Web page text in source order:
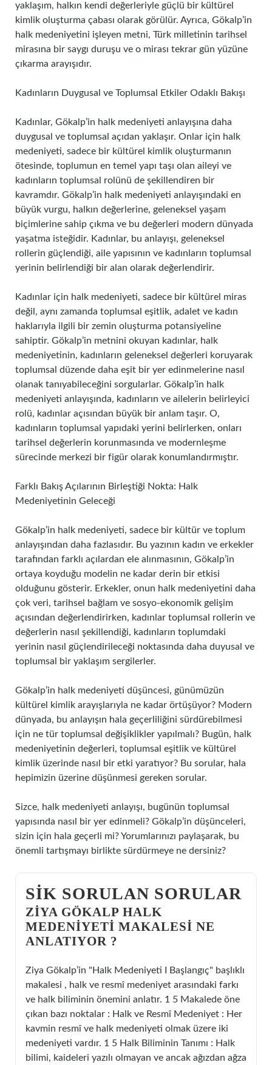
yaklaşım, halkın kendi değerleriyle güçlü bir kültürel
kimlik oluşturma çabası olarak görülür. Ayrıca, Gökalp’in
halk medeniyetini işleyen metni, Türk milletinin tarihsel
mirasına bir saygı duruşu ve o mirası tekrar gün yüzüne
çıkarma arayışıdır.
Kadınların Duygusal ve Toplumsal Etkiler Odaklı Bakışı
Kadınlar, Gökalp’in halk medeniyeti anlayışına daha
duygusal ve toplumsal açıdan yaklaşır. Onlar için halk
medeniyeti, sadece bir kültürel kimlik oluşturmanın
ötesinde, toplumun en temel yapı taşı olan aileyi ve
kadınların toplumsal rolünü de şekillendiren bir
kavramdır. Gökalp’in halk medeniyeti anlayışındaki en
büyük vurgu, halkın değerlerine, geleneksel yaşam
biçimlerine sahip çıkma ve bu değerleri modern dünyada
yaşatma isteğidir. Kadınlar, bu anlayışı, geleneksel
rollerin güçlendiği, aile yapısının ve kadınların toplumsal
yerinin belirlendiği bir alan olarak değerlendirir.
Kadınlar için halk medeniyeti, sadece bir kültürel miras
değil, aynı zamanda toplumsal eşitlik, adalet ve kadın
haklarıyla ilgili bir zemin oluşturma potansiyeline
sahiptir. Gökalp’in metnini okuyan kadınlar, halk
medeniyetinin, kadınların geleneksel değerleri koruyarak
toplumsal düzende daha eşit bir yer edinmelerine nasıl
olanak tanıyabileceğini sorgularlar. Gökalp’in halk
medeniyeti anlayışında, kadınların ve ailelerin belirleyici
rolü, kadınlar açısından büyük bir anlam taşır. O,
kadınların toplumsal yapıdaki yerini belirlerken, onları
tarihsel değerlerin korunmasında ve modernleşme
sürecinde merkezi bir figür olarak konumlandırmıştır.
Farklı Bakış Açılarının Birleştiği Nokta: Halk
Medeniyetinin Geleceği
Gökalp’in halk medeniyeti, sadece bir kültür ve toplum
anlayışından daha fazlasıdır. Bu yazının kadın ve erkekler
tarafından farklı açılardan ele alınmasının, Gökalp’in
ortaya koyduğu modelin ne kadar derin bir etkisi
olduğunu gösterir. Erkekler, onun halk medeniyetini daha
çok veri, tarihsel bağlam ve sosyo-ekonomik gelişim
açısından değerlendirirken, kadınlar toplumsal rollerin ve
değerlerin nasıl şekillendiği, kadınların toplumdaki
yerinin nasıl güçlendirileceği noktasında daha duyusal ve
toplumsal bir yaklaşım sergilerler.
Gökalp’in halk medeniyeti düşüncesi, günümüzün
kültürel kimlik arayışlarıyla ne kadar örtüşüyor? Modern
dünyada, bu anlayışın hala geçerliliğini sürdürebilmesi
için ne tür toplumsal değişiklikler yapılmalı? Bugün, halk
medeniyetinin değerleri, toplumsal eşitlik ve kültürel
kimlik üzerinde nasıl bir etki yaratıyor? Bu sorular, hala
hepimizin üzerine düşünmesi gereken sorular.
Sizce, halk medeniyeti anlayışı, bugünün toplumsal
yapısında nasıl bir yer edinmeli? Gökalp’in düşünceleri,
sizin için hala geçerli mi? Yorumlarınızı paylaşarak, bu
önemli tartışmayı birlikte sürdürmeye ne dersiniz?
SIK SORULAN SORULAR
ZIYA GÖKALP HALK
MEDENIYETI MAKALESI NE
ANLATIYOR ?
Ziya Gökalp’in "Halk Medeniyeti I Başlangıç" başlıklı
makalesi , halk ve resmî medeniyet arasındaki farkı
ve halk biliminin önemini anlatır. 1 5 Makalede öne
çıkan bazı noktalar : Halk ve Resmî Medeniyet : Her
kavmin resmî ve halk medeniyeti olmak üzere iki
medeniyeti vardır. 1 5 Halk Biliminin Tanımı : Halk
bilimi, kaideleri yazılı olmayan ve ancak ağızdan ağza